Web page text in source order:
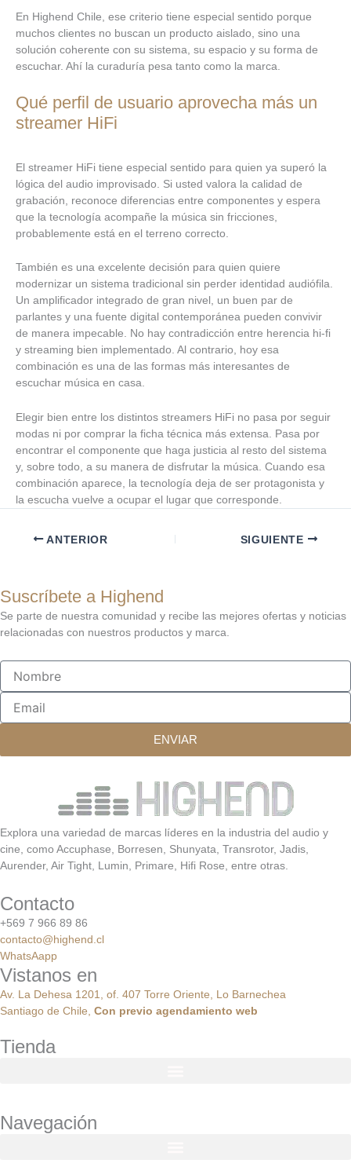
En Highend Chile, ese criterio tiene especial sentido porque
muchos clientes no buscan un producto aislado, sino una
solución coherente con su sistema, su espacio y su forma de
escuchar. Ahí la curaduría pesa tanto como la marca.
Qué perfil de usuario aprovecha más un
streamer HiFi
El streamer HiFi tiene especial sentido para quien ya superó la
lógica del audio improvisado. Si usted valora la calidad de
grabación, reconoce diferencias entre componentes y espera
que la tecnología acompañe la música sin fricciones,
probablemente está en el terreno correcto.
También es una excelente decisión para quien quiere
modernizar un sistema tradicional sin perder identidad audiófila.
Un amplificador integrado de gran nivel, un buen par de
parlantes y una fuente digital contemporánea pueden convivir
de manera impecable. No hay contradicción entre herencia hi-fi
y streaming bien implementado. Al contrario, hoy esa
combinación es una de las formas más interesantes de
escuchar música en casa.
Elegir bien entre los distintos streamers HiFi no pasa por seguir
modas ni por comprar la ficha técnica más extensa. Pasa por
encontrar el componente que haga justicia al resto del sistema
y, sobre todo, a su manera de disfrutar la música. Cuando esa
combinación aparece, la tecnología deja de ser protagonista y
la escucha vuelve a ocupar el lugar que corresponde.
ANTERIOR SIGUIENTE
Suscríbete a Highend
Se parte de nuestra comunidad y recibe las mejores ofertas y noticias
relacionadas con nuestros productos y marca.
Nombre
Email
ENVIAR
Explora una variedad de marcas líderes en la industria del audio y
cine, como Accuphase, Borresen, Shunyata, Transrotor, Jadis,
Aurender, Air Tight, Lumin, Primare, Hifi Rose, entre otras.
Contacto
+569 7 966 89 86
contacto@highend.cl
WhatsAapp
Vistanos en
Av. La Dehesa 1201, of. 407 Torre Oriente, Lo Barnechea
Santiago de Chile, Con previo agendamiento web
Tienda
Navegación